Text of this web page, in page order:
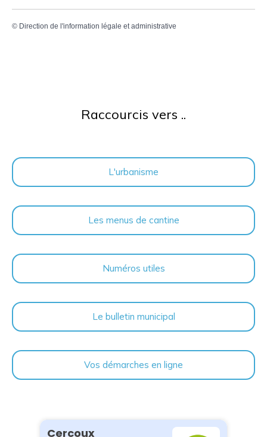
© Direction de l'information légale et administrative
Raccourcis vers ..
L'urbanisme
Les menus de cantine
Numéros utiles
Le bulletin municipal
Vos démarches en ligne